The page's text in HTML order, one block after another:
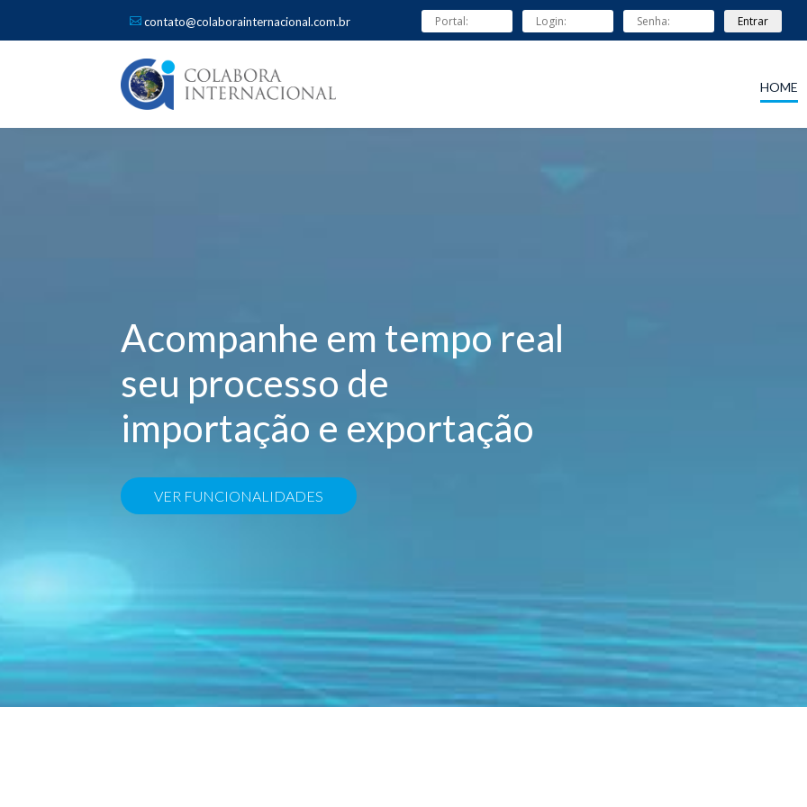
contato@colaborainternacional.com.br
HOME
Acompanhe em tempo real
seu processo de
importação e exportação
VER FUNCIONALIDADES